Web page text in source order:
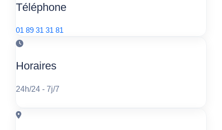
Téléphone
01 89 31 31 81
Horaires
24h/24 - 7j/7